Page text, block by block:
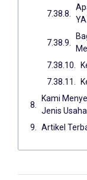
Kami
Jenis Usaha
Artikel